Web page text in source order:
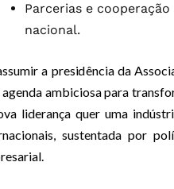
Parcerias e
nacional.
a presidência da
agenda ambiciosa para
liderança quer uma
sustentada por